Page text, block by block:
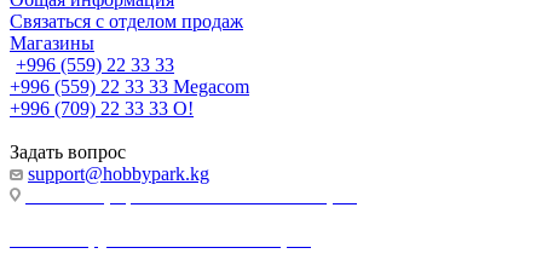
Связаться с отделом продаж
Магазины
+996 (559) 22 33 33
+996 (559) 22 33 33 Megacom
+996 (709) 22 33 33 O!
Задать вопрос
support@hobbypark.kg